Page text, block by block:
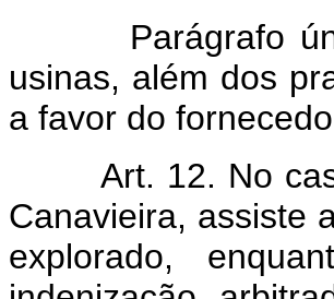
Parágrafo
usinas, além dos
a favor do
Art. 12. No
Canavieira, assiste
explorado,